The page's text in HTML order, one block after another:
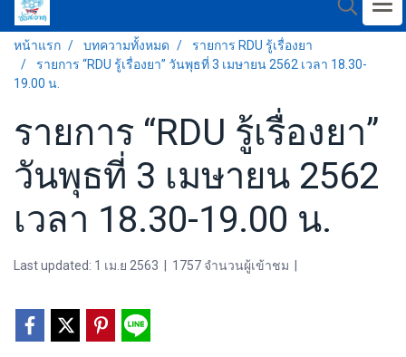
หน้าแรก บทความทั้งหมด
รายการ RDU รู้เรื่องยา
รายการ “RDU รู้เรื่องยา” วันพุธที่ 3 เมษายน 2562 เวลา 18.30-
19.00 น.
รายการ “RDU รู้เรื่องยา”
วันพุธที่ 3 เมษายน 2562
เวลา 18.30-19.00 น.
Last updated: 1 เม.ย 2563 1757 จำนวนผู้เข้าชม